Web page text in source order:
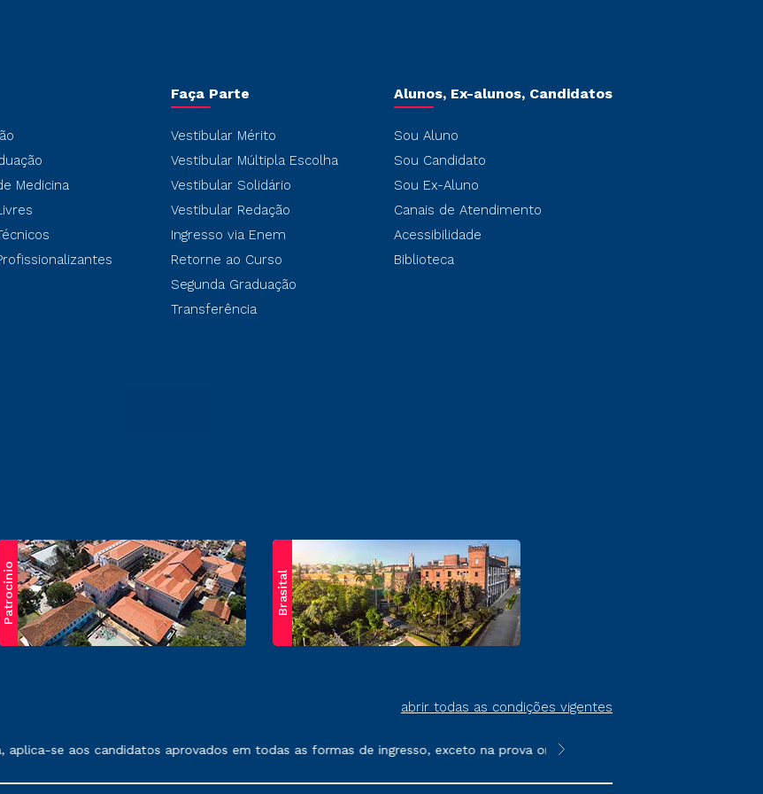
Medicina
Faça Parte
Vestibular Mérito
Vestibular Múltipla Escolha
Vestibular Solidário
Vestibular Redação
Ingresso via Enem
Retorne ao Curso
Segunda Graduação
Transferência
Alunos, Ex-alunos, Candidatos
Sou Aluno
Sou Candidato
Sou Ex-Aluno
Canais de Atendimento
Acessibilidade
Biblioteca
Patrocínio Brasital
abrir todas as condições vigentes
no contrato de prestação de serviços.
se aos candidatos aprovados em todas as formas de ingresso, exceto na prova on-line ou agendada, que ofertam
**Semipresencial é um formato do